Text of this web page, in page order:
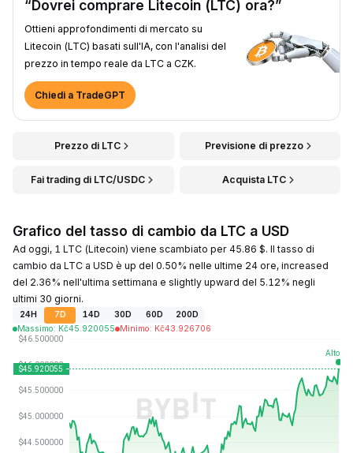
“Dovrei comprare Litecoin (LTC) ora?”
Ottieni approfondimenti di mercato su
Litecoin (LTC) basati sull'IA, con l'analisi del
prezzo in tempo reale da LTC a CZK.
Chiedi a TradeGPT
Prezzo di LTC Previsione di prezzo
Fai trading di LTC/USDC Acquista LTC
Grafico del tasso di cambio da LTC a USD
Ad oggi, 1 LTC (Litecoin) viene scambiato per 45.86 $. Il tasso di
cambio da LTC a USD è up del 0.50% nelle ultime 24 ore, increased
del 2.36% nell'ultima settimana e slightly upward del 5.12% negli
ultimi 30 giorni.
24H 7D 14D 30D 60D
200D
Massimo: Kč45.920055 Minimo: Kč43.926706